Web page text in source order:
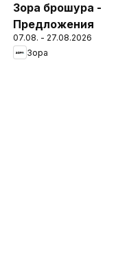
Зора брошура -
Предложения
07.08. - 27.08.2026
Зора